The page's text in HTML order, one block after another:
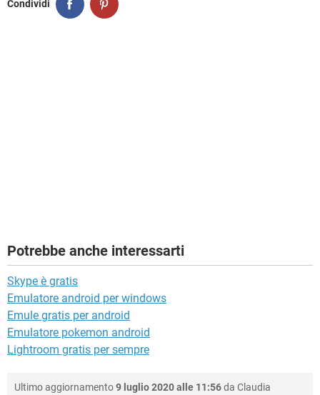
Condividi
Potrebbe anche interessarti
Skype è gratis
Emulatore android per windows
Emule gratis per android
Emulatore pokemon android
Lightroom gratis per sempre
Ultimo aggiornamento9 luglio 2020 alle 11:56da Claudia